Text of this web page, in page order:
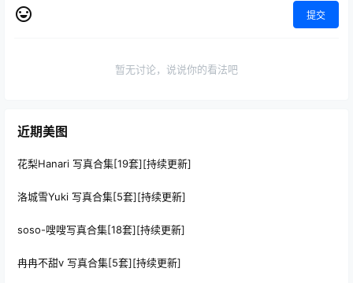
提交
暂无讨论，说说你的看法吧
近期美图
花梨Hanari 写真合集[19套][持续更新]
洛城雪Yuki 写真合集[5套][持续更新]
soso-嗖嗖写真合集[18套][持续更新]
冉冉不甜v 写真合集[5套][持续更新]